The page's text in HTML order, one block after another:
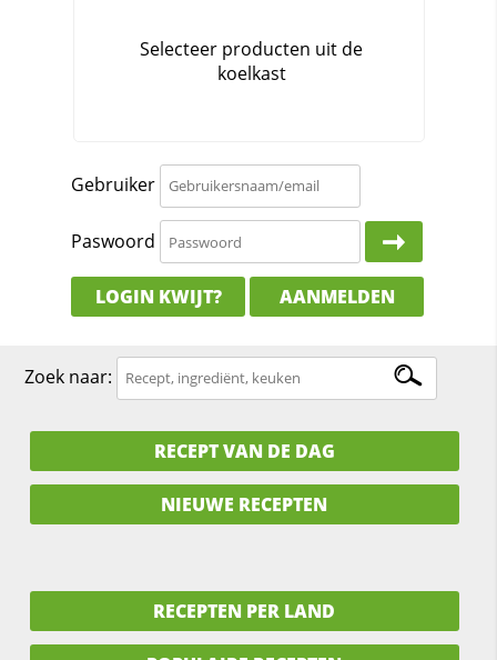
Gebruiker
Paswoord
LOGIN KWIJT? AANMELDEN
Zoek naar:
RECEPT VAN DE DAG
NIEUWE RECEPTEN
RECEPTEN PER LAND